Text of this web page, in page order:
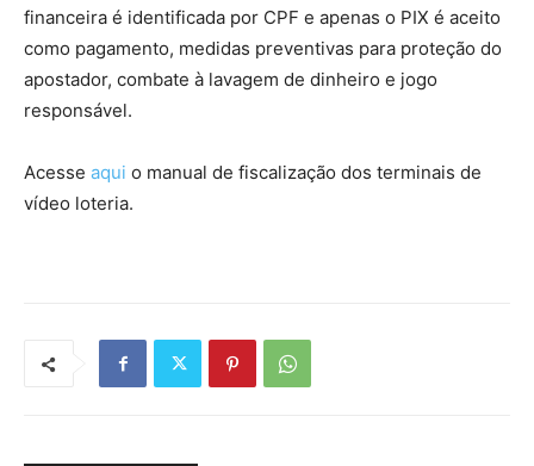
financeira é identificada por CPF e apenas o PIX é aceito
como pagamento, medidas preventivas para proteção do
apostador, combate à lavagem de dinheiro e jogo
responsável.
Acesse aqui o manual de fiscalização dos terminais de
vídeo loteria.